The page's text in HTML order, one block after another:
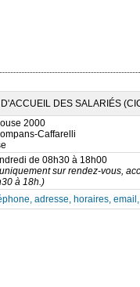
DES SALARIÉS
2000
Caffarelli
de 08h30 à 18h00
sur rendez-vous,
à 18h.)
adresse, horaires,